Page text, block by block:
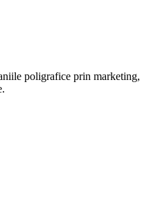
poligrafice prin marketing,